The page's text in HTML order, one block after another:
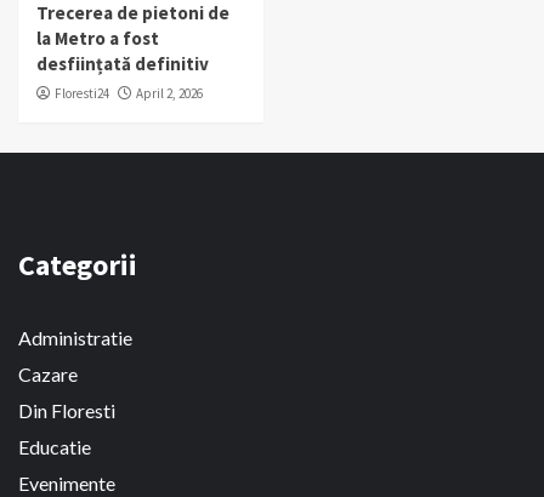
Trecerea de pietoni de
la Metro a fost
desființată definitiv
Floresti24 April 2, 2026
Categorii
Administratie
Cazare
Din Floresti
Educatie
Evenimente